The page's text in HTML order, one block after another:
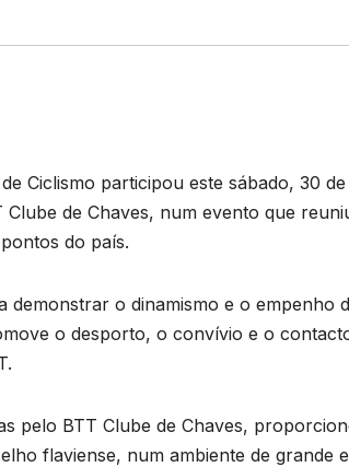
Ciclismo participou este sábado, 30
Clube de Chaves, num evento que
do país.
o dinamismo e o empenho
o desporto, o convívio e o
pelo BTT Clube de Chaves,
flaviense, num ambiente de grande